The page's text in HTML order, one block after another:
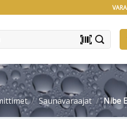
barcode_scanner
/ Saunavaraajat / Nibe